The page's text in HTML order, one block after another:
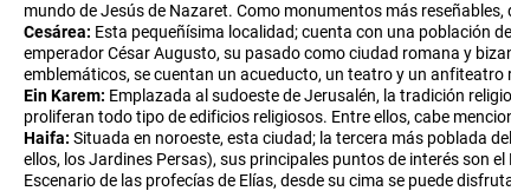
mundo de Jesús de Nazaret. Como monumentos más
Cesárea: Esta pequeñísima localidad; cuenta con una población
emperador César Augusto, su pasado como ciudad romana y
emblemáticos, se cuentan un acueducto, un teatro y un
Ein Karem: Emplazada al sudoeste de Jerusalén, la tradición
proliferan todo tipo de edificios religiosos. Entre ellos, cabe
Haifa: Situada en noroeste, esta ciudad; la tercera más poblada
ellos, los Jardines Persas), sus principales puntos de interés son
Escenario de las profecías de Elías, desde su cima se puede